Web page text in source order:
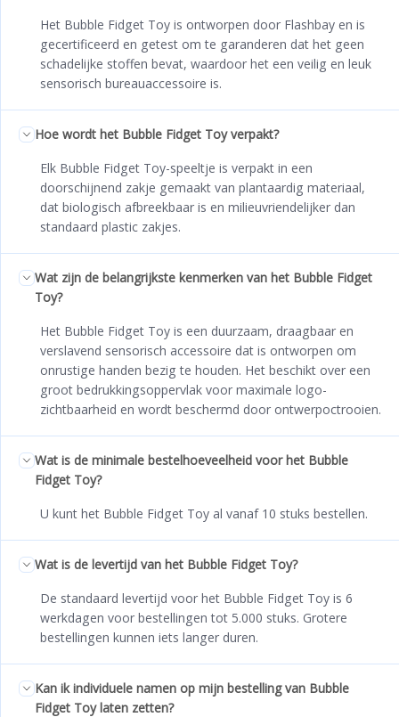
Het Bubble Fidget Toy is ontworpen door Flashbay en is
gecertificeerd en getest om te garanderen dat het geen
schadelijke stoffen bevat, waardoor het een veilig en leuk
sensorisch bureauaccessoire is.
Hoe wordt het Bubble Fidget Toy verpakt?
Elk Bubble Fidget Toy-speeltje is verpakt in een
doorschijnend zakje gemaakt van plantaardig materiaal,
dat biologisch afbreekbaar is en milieuvriendelijker dan
standaard plastic zakjes.
Wat zijn de belangrijkste kenmerken van het Bubble Fidget
Toy?
Het Bubble Fidget Toy is een duurzaam, draagbaar en
verslavend sensorisch accessoire dat is ontworpen om
onrustige handen bezig te houden. Het beschikt over een
groot bedrukkingsoppervlak voor maximale logo-
zichtbaarheid en wordt beschermd door ontwerpoctrooien.
Wat is de minimale bestelhoeveelheid voor het Bubble
Fidget Toy?
U kunt het Bubble Fidget Toy al vanaf 10 stuks bestellen.
Wat is de levertijd van het Bubble Fidget Toy?
De standaard levertijd voor het Bubble Fidget Toy is 6
werkdagen voor bestellingen tot 5.000 stuks. Grotere
bestellingen kunnen iets langer duren.
Kan ik individuele namen op mijn bestelling van Bubble
Fidget Toy laten zetten?